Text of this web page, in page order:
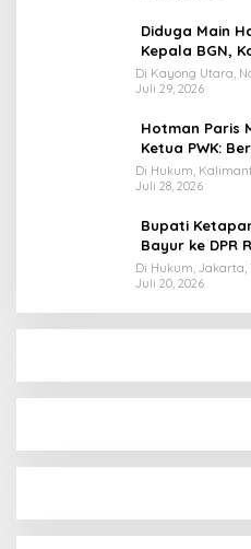
Diduga Main
Kepala BGN,
Terancam
Di Kayong Utara,
Juli 29, 2026
Hotman Paris
Ketua PWK:
Penghormatan
Di Hukum,
Juli 28, 2026
Bupati
Bayur ke DPR
Rekomendasi
PTS
Di Hukum, Jakarta,
Juli 20, 2026